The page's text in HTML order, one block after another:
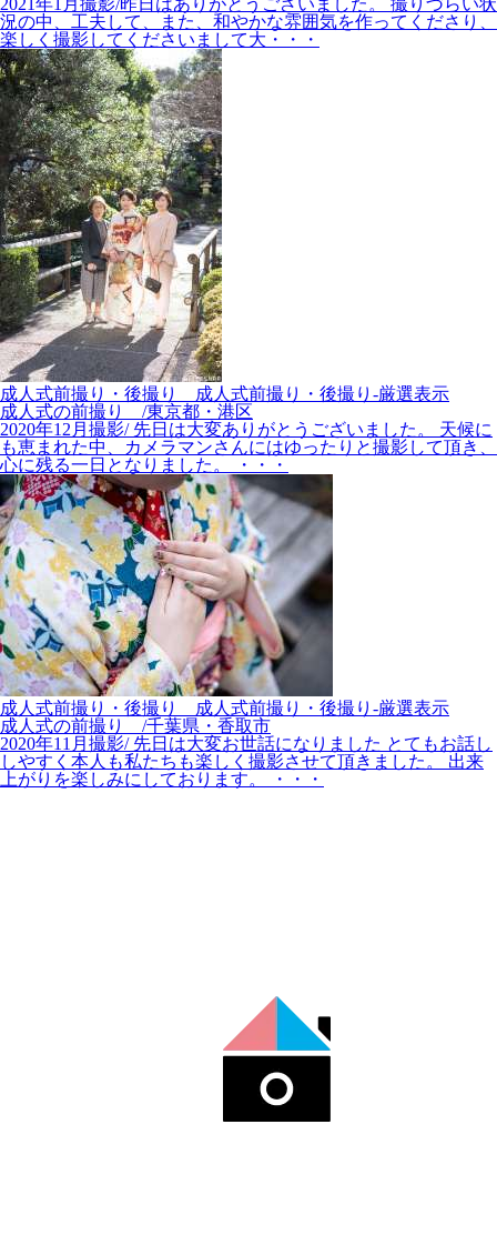
2021年1月撮影/昨日はありがとうございました。 撮りづらい状
況の中、工夫して、また、和やかな雰囲気を作ってくださり、
楽しく撮影してくださいまして大・・・
成人式前撮り・後撮り__成人式前撮り・後撮り-厳選表示
成人式の前撮り /東京都・港区
2020年12月撮影/ 先日は大変ありがとうございました。 天候に
も恵まれた中、カメラマンさんにはゆったりと撮影して頂き、
心に残る一日となりました。 ・・・
成人式前撮り・後撮り__成人式前撮り・後撮り-厳選表示
成人式の前撮り /千葉県・香取市
2020年11月撮影/ 先日は大変お世話になりました とてもお話し
しやすく本人も私たちも楽しく撮影させて頂きました。 出来
上がりを楽しみにしております。 ・・・